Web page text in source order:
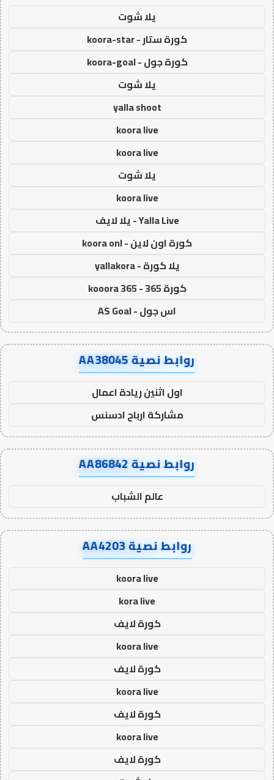
يلا شوت
كورة ستار - koora-star
كورة جول - koora-goal
يلا شوت
yalla shoot
koora live
koora live
يلا شوت
koora live
Yalla Live - يلا لايف
كورة اون لاين - koora onl
يلا كورة - yallakora
كورة 365 - kooora 365
اس جول - AS Goal
روابط نصية AA38045
اول اثنين ريادة اعمال
مشاركة ارباح ادسنس
روابط نصية AA86842
عالم الشباب
روابط نصية AA4203
koora live
kora live
كورة لايف
koora live
كورة لايف
koora live
كورة لايف
koora live
كورة لايف